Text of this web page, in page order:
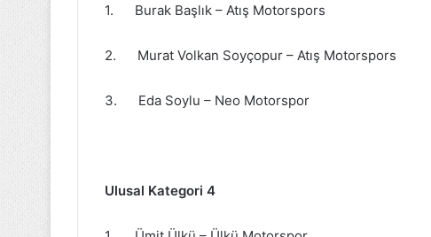
1. Burak Başlık – Atış Motorspors
2. Murat Volkan Soyçopur – Atış Motorspors
3. Eda Soylu – Neo Motorspor
Ulusal Kategori 4